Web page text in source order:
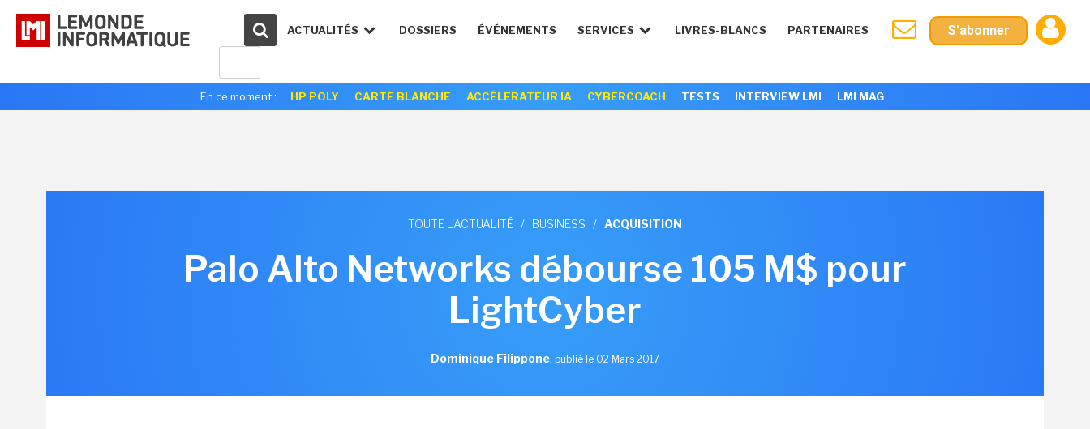
ACTUALITÉS DOSSIERS ÉVÉNEMENTS SERVICES LIVRES-BLANCS PARTENAIRES S'abonner
En ce moment : HP POLY CARTE BLANCHE ACCÉLERATEUR IA CYBERCOACH TESTS INTERVIEW LMI LMI MAG
TOUTE L'ACTUALITÉ / BUSINESS / ACQUISITION
Palo Alto Networks débourse 105 M$ pour
LightCyber
Dominique Filippone, publié le 02 Mars 2017